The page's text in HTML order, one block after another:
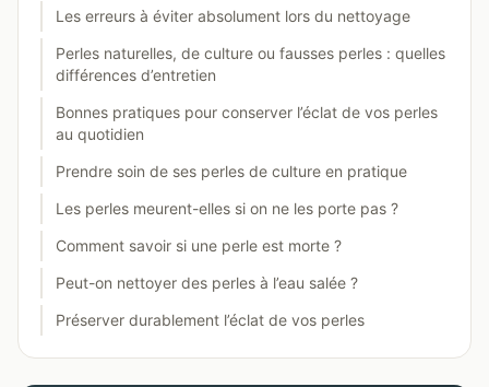
Les erreurs à éviter absolument lors du nettoyage
Perles naturelles, de culture ou fausses perles : quelles
différences d’entretien
Bonnes pratiques pour conserver l’éclat de vos perles
au quotidien
Prendre soin de ses perles de culture en pratique
Les perles meurent-elles si on ne les porte pas ?
Comment savoir si une perle est morte ?
Peut-on nettoyer des perles à l’eau salée ?
Préserver durablement l’éclat de vos perles